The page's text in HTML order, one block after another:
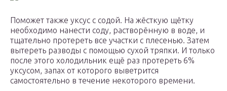
Поможет также уксус с содой. На жёсткую щётку
необходимо нанести соду, растворённую в воде, и
тщательно протереть все участки с плесенью. Затем
вытереть разводы с помощью сухой тряпки. И только
после этого холодильник ещё раз протереть 6%
уксусом, запах от которого выветрится
самостоятельно в течение некоторого времени.